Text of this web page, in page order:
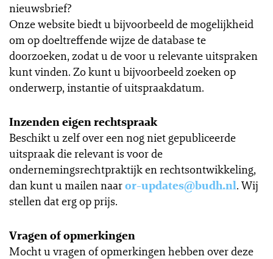
nieuwsbrief?
Onze website biedt u bijvoorbeeld de mogelijkheid
om op doeltreffende wijze de database te
doorzoeken, zodat u de voor u relevante uitspraken
kunt vinden. Zo kunt u bijvoorbeeld zoeken op
onderwerp, instantie of uitspraakdatum.
Inzenden eigen rechtspraak
Beschikt u zelf over een nog niet gepubliceerde
uitspraak die relevant is voor de
ondernemingsrechtpraktijk en rechtsontwikkeling,
dan kunt u mailen naaror-updates@budh.nl. Wij
stellen dat erg op prijs.
Vragen of opmerkingen
Mocht u vragen of opmerkingen hebben over deze